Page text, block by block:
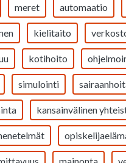
meret automaatio
kielitaito
kotihoito
simulointi
kansainvälinen